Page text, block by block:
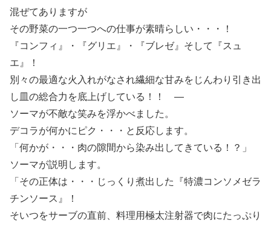
混ぜてありますが
その野菜の一つ一つへの仕事が素晴らしい・・・！
『コンフィ』・『グリエ』・『ブレゼ』そして『スュ
エ』！
別々の最適な火入れがなされ繊細な甘みをじんわり引き出
し皿の総合力を底上げしている！！ ―
ソーマが不敵な笑みを浮かべました。
デコラが何かにピク・・・と反応します。
「何かが・・・肉の隙間から染み出してきている！？」
ソーマが説明します。
「その正体は・・・じっくり煮出した『特濃コンソメゼラ
チンソース』！
そいつをサーブの直前、料理用極太注射器で肉にたっぷり